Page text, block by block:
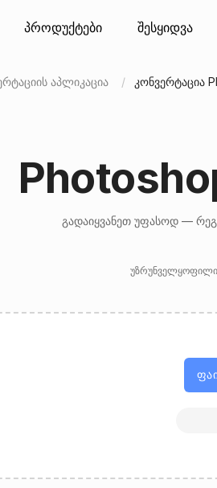
პროდუქტები შესყიდვა
აპლიკაცია კონვერტაცია
გადაიყვანეთ უფასოდ —